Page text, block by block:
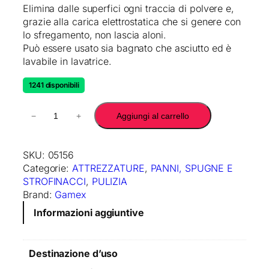
Elimina dalle superfici ogni traccia di polvere e,
grazie alla carica elettrostatica che si genere con
lo sfregamento, non lascia aloni.
Può essere usato sia bagnato che asciutto ed è
lavabile in lavatrice.
1241 disponibili
O
P
O
L
E
R
− + Aggiungi al carrello
SKU: 05156
Categorie: ATTREZZATURE, PANNI, SPUGNE E
STROFINACCI, PULIZIA
Brand: Gamex
Informazioni aggiuntive
Destinazione d’uso